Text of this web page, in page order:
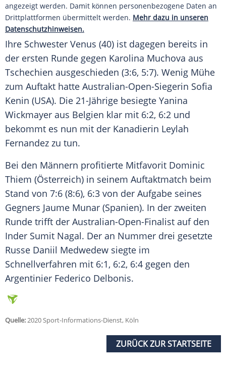
angezeigt werden. Damit können personenbezogene Daten an
Drittplattformen übermittelt werden. Mehr dazu in unseren
Datenschutzhinweisen.
Ihre Schwester Venus (40) ist dagegen bereits in
der ersten Runde gegen Karolina Muchova aus
Tschechien ausgeschieden (3:6, 5:7). Wenig Mühe
zum Auftakt hatte Australian-Open-Siegerin Sofia
Kenin (USA). Die 21-Jährige besiegte Yanina
Wickmayer aus Belgien klar mit 6:2, 6:2 und
bekommt es nun mit der Kanadierin Leylah
Fernandez zu tun.
Bei den Männern profitierte Mitfavorit Dominic
Thiem (Österreich) in seinem Auftaktmatch beim
Stand von 7:6 (8:6), 6:3 von der Aufgabe seines
Gegners Jaume Munar (Spanien). In der zweiten
Runde trifft der Australian-Open-Finalist auf den
Inder Sumit Nagal. Der an Nummer drei gesetzte
Russe Daniil Medwedew siegte im
Schnellverfahren mit 6:1, 6:2, 6:4 gegen den
Argentinier Federico Delbonis.
Quelle:2020 Sport-Informations-Dienst, Köln
ZURÜCK ZUR STARTSEITE